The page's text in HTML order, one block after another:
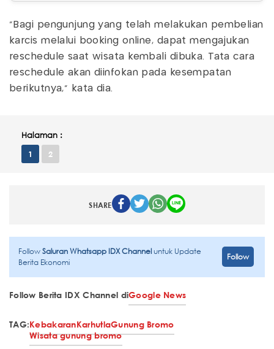
"Bagi pengunjung yang telah melakukan pembelian
karcis melalui booking online, dapat mengajukan
reschedule saat wisata kembali dibuka. Tata cara
reschedule akan diinfokan pada kesempatan
berikutnya," kata dia.
Halaman :
1 2
SHARE
FollowSaluran Whatsapp IDX Channeluntuk Update
Berita Ekonomi
Follow
Follow Berita IDX Channel diGoogle News
TAG:KebakaranKarhutlaGunung Bromo
Wisata gunung bromo